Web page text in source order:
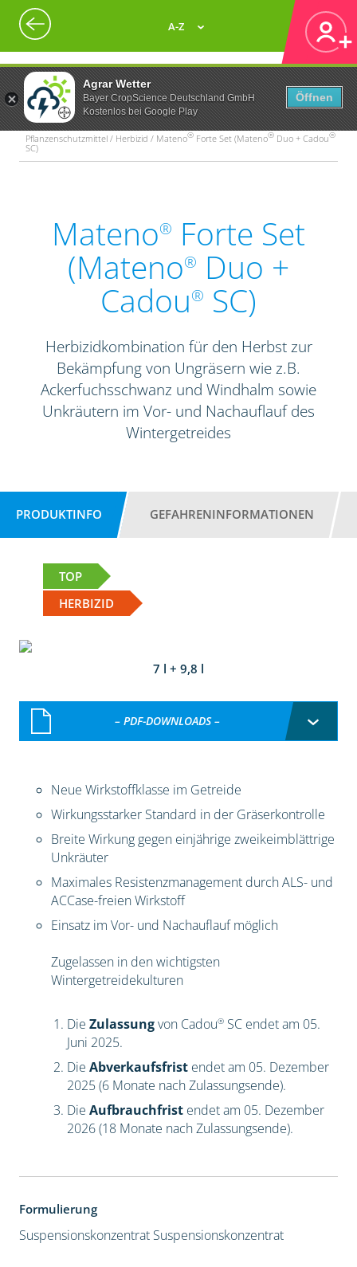
Agrar Wetter
Bayer CropScience Deutschland GmbH
Kostenlos bei Google Play
Öffnen
A-Z
Pflanzenschutzmittel / Herbizid / Mateno® Forte Set (Mateno® Duo + Cadou®
SC)
Mateno® Forte Set
(Mateno® Duo +
Cadou® SC)
Herbizidkombination für den Herbst zur
Bekämpfung von Ungräsern wie z.B.
Ackerfuchsschwanz und Windhalm sowie
Unkräutern im Vor- und Nachauflauf des
Wintergetreides
PRODUKTINFO GEFAHRENINFORMATIONEN
TOP
HERBIZID
7 l + 9,8 l
– PDF-DOWNLOADS –
Neue Wirkstoffklasse im Getreide
Wirkungsstarker Standard in der Gräserkontrolle
Breite Wirkung gegen einjährige zweikeimblättrige
Unkräuter
Maximales Resistenzmanagement durch ALS- und
ACCase-freien Wirkstoff
Einsatz im Vor- und Nachauflauf möglich
Zugelassen in den wichtigsten
Wintergetreidekulturen
Die Zulassungvon Cadou®SC endet am 05.
Juni 2025.
Die Abverkaufsfristendet am 05. Dezember
2025 (6 Monate nach Zulassungsende).
Die Aufbrauchfristendet am 05. Dezember
2026 (18 Monate nach Zulassungsende).
Formulierung
Suspensionskonzentrat Suspensionskonzentrat